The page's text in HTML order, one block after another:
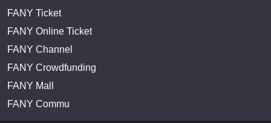
FANY Ticket
FANY Online Ticket
FANY Channel
FANY Crowdfunding
FANY Mall
FANY Commu